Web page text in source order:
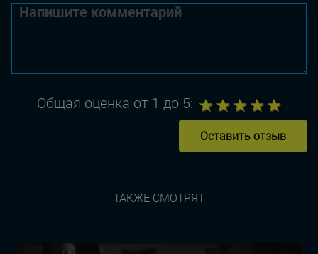
Общая оценка от 1 до 5: 4
3
2
1
Оставить отзыв
ТАКЖЕ СМОТРЯТ